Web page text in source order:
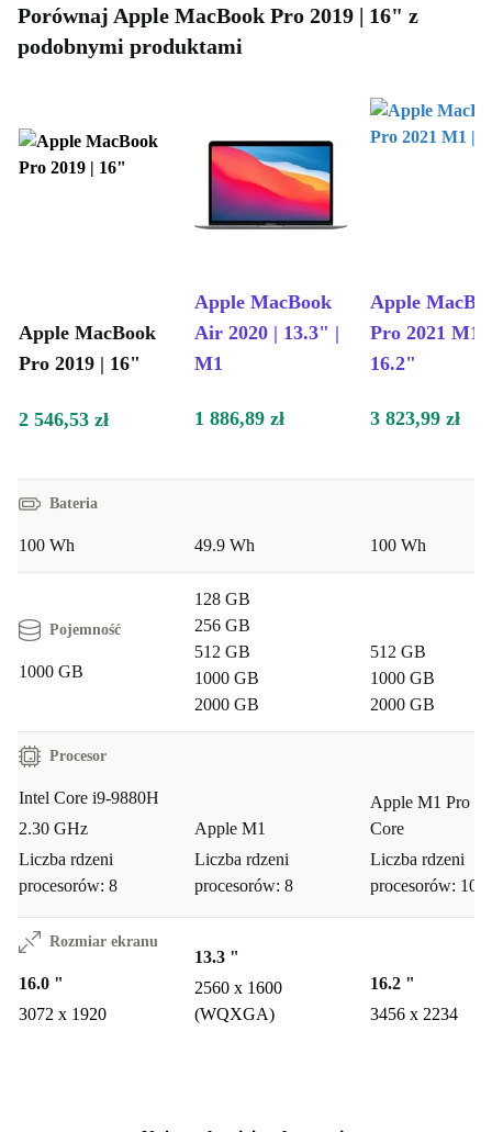
Porównaj Apple MacBook Pro 2019 | 16" z
podobnymi produktami
Apple MacBook
Pro 2019 | 16"
Apple MacBook
Air 2020 | 13.3" |
M1
Apple
Pro 2021 M1 |
16.2"
2 546,53 zł 1 886,89 zł 3 823,99 zł
Bateria
100 Wh 49.9 Wh 100 Wh
Pojemność
1000 GB
128 GB
256 GB
512 GB
1000 GB
2000 GB
512 GB
1000 GB
2000 GB
Procesor
Intel Core i9-9880H
2.30 GHz
Liczba rdzeni
procesorów: 8
Apple M1
Liczba rdzeni
procesorów: 8
Apple M1 Pro 10
Core
Liczba rdzeni
procesorów: 10
Rozmiar ekranu
16.0 "
3072 x 1920
13.3 "
2560 x 1600
(WQXGA)
16.2 "
3456 x 2234